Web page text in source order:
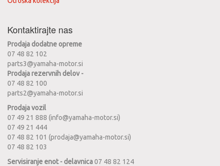
Kontaktirajte nas
Prodaja dodatne opreme
07 48 82 102
parts3@yamaha-motor.si
Prodaja rezervnih delov -
07 48 82 100
parts2@yamaha-motor.si
Prodaja vozil
07 49 21 888 (info@yamaha-motor.si)
07 49 21 444
07 48 82 101 (prodaja@yamaha-motor.si)
07 48 82 103
Servisiranje enot - delavnica07 48 82 124